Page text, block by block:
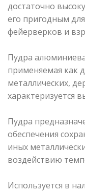
достаточно
его пригодным
фейерверков и
Пудра
применяемая как
металлических,
характеризуется
Пудра
обеспечения
иных
воздействию
Используется в